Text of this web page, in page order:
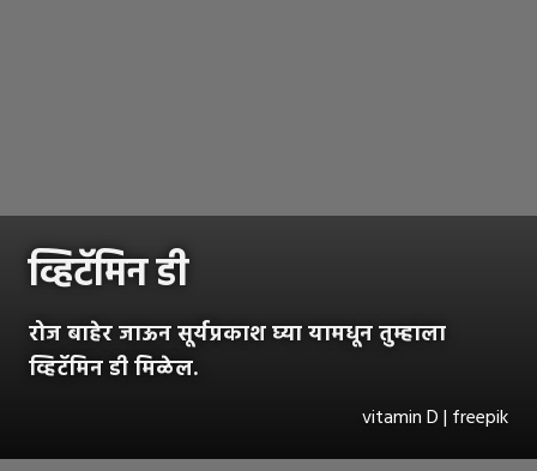
व्हिटॅमिन डी
रोज बाहेर जाऊन सूर्यप्रकाश घ्या यामधून तुम्हाला
व्हिटॅमिन डी मिळेल.
vitamin D | freepik